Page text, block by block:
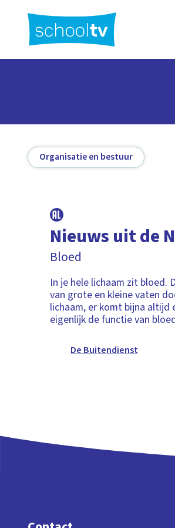
hoofdinhoud
Organisatie en bestuur
Nieuws uit de
Bloed
In je hele lichaam zit
van grote en kleine vaten
lichaam, er komt bijna
eigenlijk de functie van
De Buitendienst